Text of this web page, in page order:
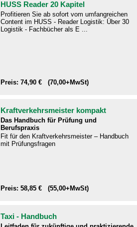
HUSS Reader 20 Kapitel
Profitieren Sie ab sofort vom umfangreichen
Content im HUSS - Reader Logistik: Über 30
Logistik - Fachbücher als E ...
Preis: 74,90 € (70,00+MwSt)
Kraftverkehrsmeister kompakt
Das Handbuch für Prüfung und
Berufspraxis
Fit für den Kraftverkehrsmeister – Handbuch
mit Prüfungsfragen​
Preis: 58,85 € (55,00+MwSt)
Taxi - Handbuch